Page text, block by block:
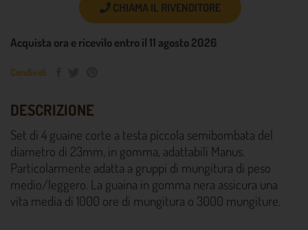
CHIAMA IL RIVENDITORE
Acquista ora e ricevilo entro il 11 agosto 2026
Condividi
DESCRIZIONE
Set di 4 guaine corte a testa piccola semibombata del
diametro di 23mm, in gomma, adattabili Manus.
Particolarmente adatta a gruppi di mungitura di peso
medio/leggero. La guaina in gomma nera assicura una
vita media di 1000 ore di mungitura o 3000 mungiture.